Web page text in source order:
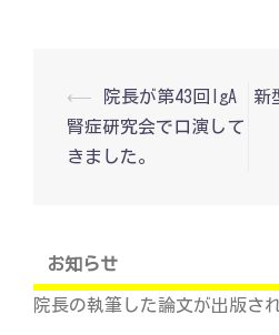
投
ナ
ビ
ン
⟵
院長が第43回IgA
腎症研究会で口演して
きました。
新
お知らせ
院長の執筆した論文が出版さ